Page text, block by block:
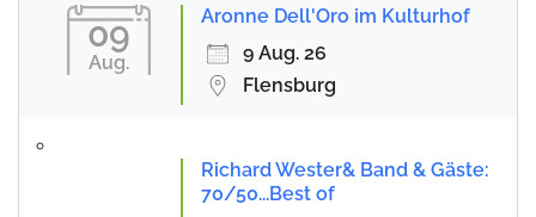
09
Aug.
Aronne Dell'Oro im Kulturhof
9 Aug. 26
Flensburg
Richard Wester& Band & Gäste:
70/50...Best of